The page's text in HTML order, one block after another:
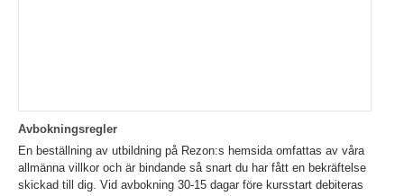
Avbokningsregler
En beställning av utbildning på Rezon:s hemsida omfattas av våra
allmänna villkor och är bindande så snart du har fått en bekräftelse
skickad till dig. Vid avbokning 30-15 dagar före kursstart debiteras